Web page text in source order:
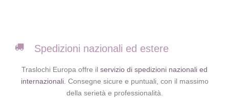
Spedizioni nazionali ed estere
Traslochi Europa offre il servizio di spedizioni nazionali ed
internazionali. Consegne sicure e puntuali, con il massimo
della serietà e professionalità.